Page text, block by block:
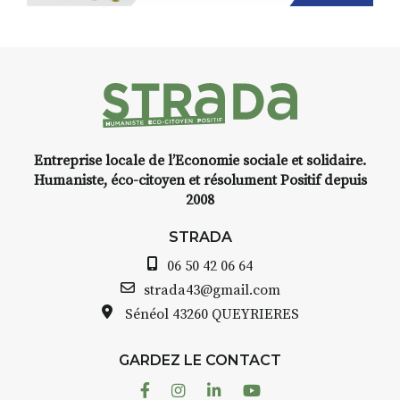
,
installation temporaire vous
INTERVIEW
avez ouvert une galerie à
Bernard TURLE Le Fumoir n’est
pas une galerie permanente.
AuzonToujours
dans le village
Entreprise locale de l’Economie sociale et solidaire.
Humaniste, éco-citoyen et résolument Positif depuis
2008
STRADA
06 50 42 06 64
strada43@gmail.com
Sénéol 43260 QUEYRIERES
GARDEZ LE CONTACT
FacebookInstagram
LinkedinYoutube